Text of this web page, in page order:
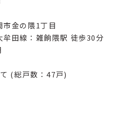
市金の隈1丁目
田線：雑餉隈駅 徒歩30分
(総戸数：47戸)